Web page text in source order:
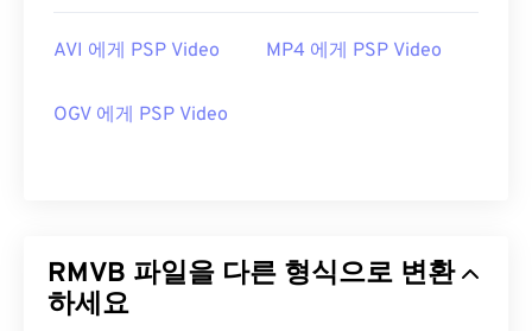
AVI 에게 PSP Video MP4 에게 PSP Video
OGV 에게 PSP Video
RMVB 파일을 다른 형식으로 변환
하세요